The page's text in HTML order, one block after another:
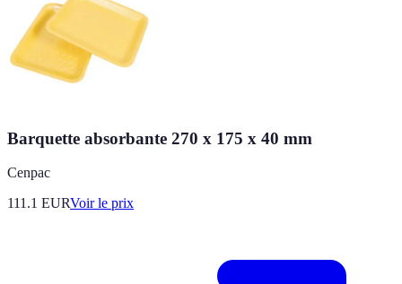
Barquette absorbante 270 x 175 x 40 mm
Cenpac
111.1 EURVoir le prix